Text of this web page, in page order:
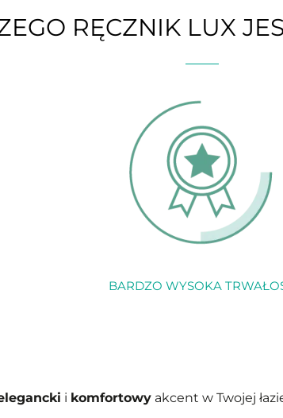
RĘCZNIK LUX
BARDZO WYSOKA
i komfortowy akcent w Twojej